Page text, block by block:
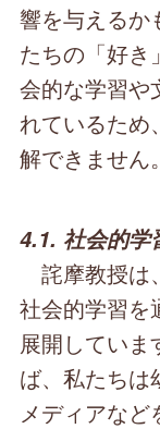
響を与えるか
たちの「好き
会的な学習や
れているため
解できません。
4.1. 社会的学
詫摩教授は
社会的学習を
展開していま
ば、私たちは
メディアな